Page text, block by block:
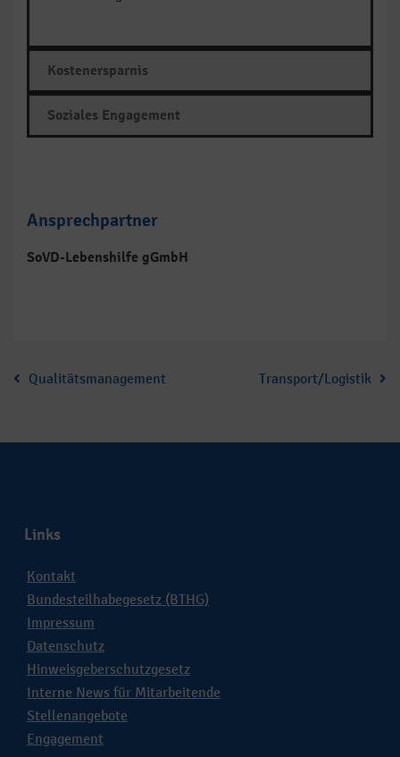
Kostenersparnis
Soziales Engagement
Ansprechpartner
SoVD-Lebenshilfe gGmbH
Qualitätsmanagement Transport/Logistik
Links
Kontakt
Bundesteilhabegesetz (BTHG)
Impressum
Datenschutz
Hinweisgeberschutzgesetz
Interne News für Mitarbeitende
Stellenangebote
Engagement